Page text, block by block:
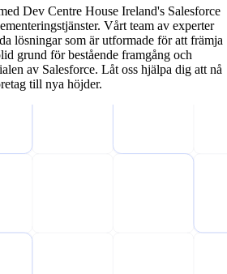
Dev Centre House Ireland's Salesforce
Vårt team av experter
lösningar som är utformade för att främja
grund för bestående framgång och
av Salesforce. Låt oss hjälpa dig att nå
till nya höjder.